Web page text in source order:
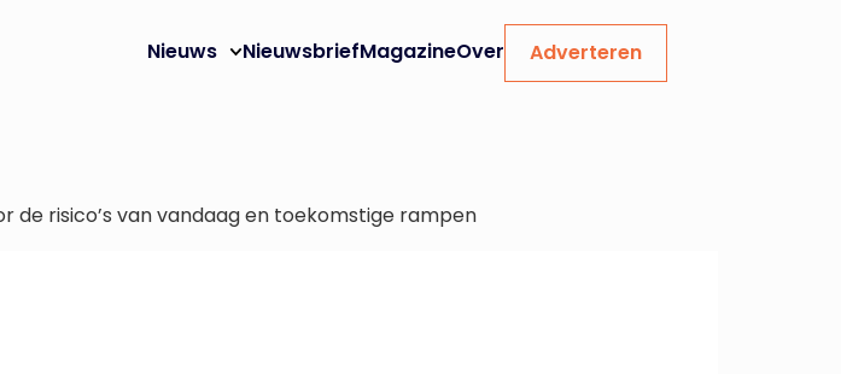
Nieuws NieuwsbriefMagazineOver Adverteren
risico’s van vandaag en toekomstige rampen